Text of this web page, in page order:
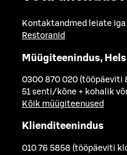
Kontaktandmed leiate
Restoranid
Müügiteenindus,
0300 870 020 (tööpäeviti
51 senti/kõne + kohalik
Kõik müügiteenused
Klienditeenindus
010 76 5858 (tööpäeviti